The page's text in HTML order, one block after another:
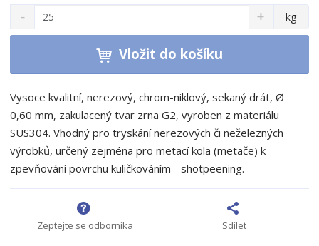
m
i
p
o
č
e
t
N
a
v
t
m
n
o
ž
S
n
í
m
n
o
ž
s
t
v
kg
Vložit do košíku
Vysoce kvalitní, nerezový, chrom-niklový, sekaný drát, Ø
0,60 mm, zakulacený tvar zrna G2, vyroben z materiálu
SUS304. Vhodný pro tryskání nerezových či neželezných
výrobků, určený zejména pro metací kola (metače) k
zpevňování povrchu kuličkováním - shotpeening.
Zeptejte se odborníka Sdílet